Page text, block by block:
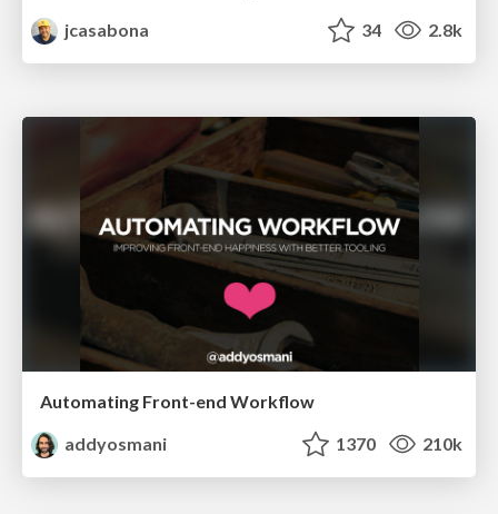
jcasabona
34 2.8k
Automating Front-end Workflow
addyosmani
1370 210k